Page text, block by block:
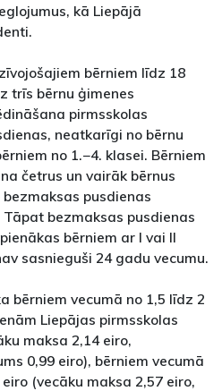
kā Liepājā
bērniem līdz 18
trīs bērnu ģimenes
pirmsskolas
neatkarīgi no bērnu
no 1.−4. klasei. Bērniem
četrus un vairāk bērnus
pusdienas
bezmaksas pusdienas
bērniem ar I vai II
sasnieguši 24 gadu vecumu.
bērniem vecumā no 1,5 līdz 2
Liepājas pirmsskolas
maksa 2,14 eiro,
0,99 eiro), bērniem vecumā
(vecāku maksa 2,57 eiro,